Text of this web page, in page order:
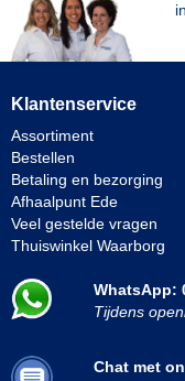
Klantenservice
Assortiment
Bestellen
Betaling en bezorging
Afhaalpunt Ede
Veel gestelde vragen
Thuiswinkel Waarborg
WhatsApp:
Tijdens
Chat met